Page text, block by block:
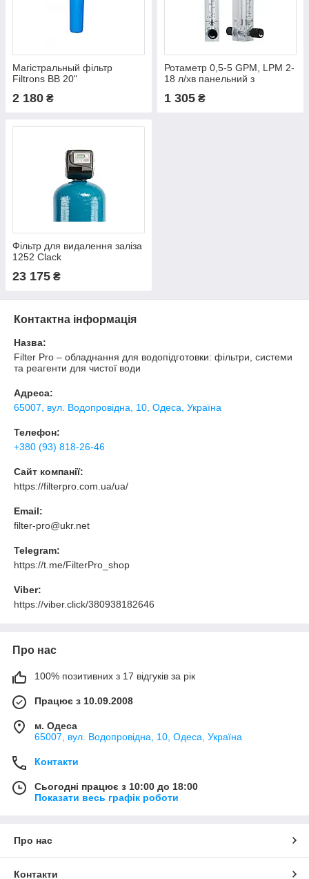
Магістральный фільтр
Filtrons BB 20"
2 180 ₴
Ротаметр 0,5-5 GPM, LPM 2-
18 л/хв панельний з
1 305 ₴
Фільтр для видалення заліза
1252 Clack
23 175 ₴
Контактна інформація
Назва:
Filter Pro – обладнання для водопідготовки: фільтри, системи
та реагенти для чистої води
Адреса:
65007, вул. Водопровідна, 10, Одеса, Україна
Телефон:
+380 (93) 818-26-46
Сайт компанії:
https://filterpro.com.ua/ua/
Email:
filter-pro@ukr.net
Telegram:
https://t.me/FilterPro_shop
Viber:
https://viber.click/380938182646
Про нас
100% позитивних з 17 відгуків за рік
Працює з 10.09.2008
м. Одеса
65007, вул. Водопровідна, 10, Одеса, Україна
Контакти
Сьогодні працює з 10:00 до 18:00
Показати весь графік роботи
Про нас
Контакти